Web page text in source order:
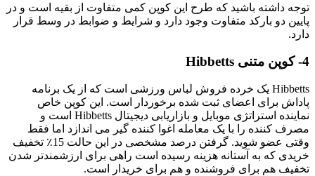
توجه داشته باشید که طرح این کوپن کمی متفاوت از بقیه است و در
پایین دو بارکد متفاوت وجود دارد و شرایط و ضوابط در وسط قرار
دارد.
4- کوپن متنی Hibbetts
Hibbetts یک خرده فروش لباس ورزشی است که از یک برنامه
پاداش برای اعضای ثبت شده برخوردار است. این کوپن خاص
نماینده استراتژی موبایل و بازاریابی دیجیتال Hibbetts است و
مصرف کننده را با یک معامله اغوا کننده گیر می اندازد اما فقط
وقتی عضو شوید. گرفتن درصد مشخصی در این حالت 15٪ تخفیف
خریدی که به آستانه هزینه رسیده است راهی برای ارزشمندتر شدن
تخفیف هم برای فروشنده و هم برای خریدار است.